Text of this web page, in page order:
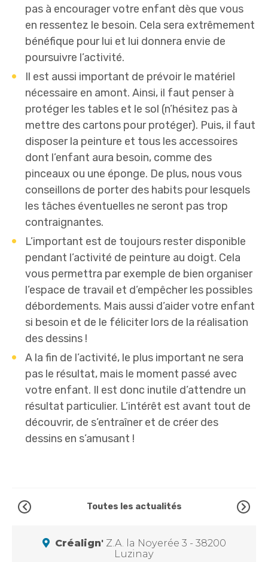
pas à encourager votre enfant dès que vous
en ressentez le besoin. Cela sera extrêmement
bénéfique pour lui et lui donnera envie de
poursuivre l’activité.
Il est aussi important de prévoir le matériel
nécessaire en amont. Ainsi, il faut penser à
protéger les tables et le sol (n’hésitez pas à
mettre des cartons pour protéger). Puis, il faut
disposer la peinture et tous les accessoires
dont l’enfant aura besoin, comme des
pinceaux ou une éponge. De plus, nous vous
conseillons de porter des habits pour lesquels
les tâches éventuelles ne seront pas trop
contraignantes.
L’important est de toujours rester disponible
pendant l’activité de peinture au doigt. Cela
vous permettra par exemple de bien organiser
l’espace de travail et d’empêcher les possibles
débordements. Mais aussi d’aider votre enfant
si besoin et de le féliciter lors de la réalisation
des dessins !
A la fin de l’activité, le plus important ne sera
pas le résultat, mais le moment passé avec
votre enfant. Il est donc inutile d’attendre un
résultat particulier. L’intérêt est avant tout de
découvrir, de s’entraîner et de créer des
dessins en s’amusant !
Toutes les actualités
Créalign'Z.A. la Noyerée 3 - 38200
Luzinay